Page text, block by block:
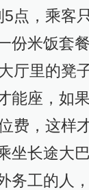
5点，乘客
份米饭套
厅里的凳
能座，如
费，这样
坐长途大
务工的人